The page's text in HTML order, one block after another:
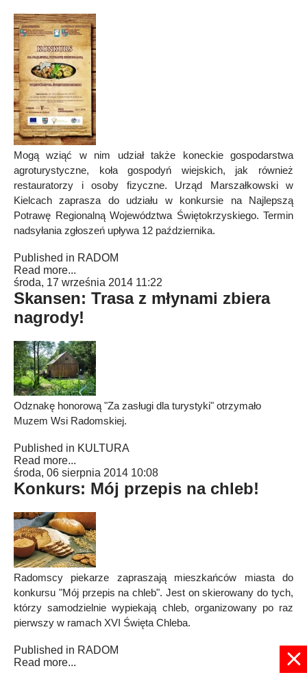
Mogą wziąć w nim udział także koneckie gospodarstwa
agroturystyczne, koła gospodyń wiejskich, jak również
restauratorzy i osoby fizyczne. Urząd Marszałkowski w
Kielcach zaprasza do udziału w konkursie na Najlepszą
Potrawę Regionalną Województwa Świętokrzyskiego. Termin
nadsyłania zgłoszeń upływa 12 października.
Published in RADOM
Read more...
środa, 17 września 2014 11:22
Skansen: Trasa z młynami zbiera
nagrody!
Odznakę honorową "Za zasługi dla turystyki" otrzymało
Muzem Wsi Radomskiej.
Published in KULTURA
Read more...
środa, 06 sierpnia 2014 10:08
Konkurs: Mój przepis na chleb!
Radomscy piekarze zapraszają mieszkańców miasta do
konkursu "Mój przepis na chleb". Jest on skierowany do tych,
którzy samodzielnie wypiekają chleb, organizowany po raz
pierwszy w ramach XVI Święta Chleba.
Published in RADOM
Read more...